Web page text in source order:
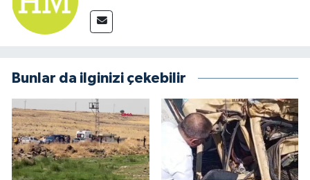
Bunlar da ilginizi çekebilir